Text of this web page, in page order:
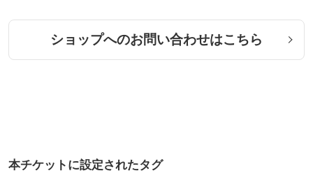
ショップへのお問い合わせはこちら
本チケットに設定されたタグ